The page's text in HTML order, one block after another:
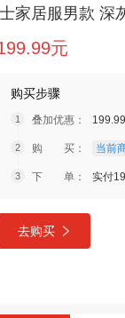
家居服男款 深
元
购买步骤
叠加优惠：
购 买： 当前
下 单： 实付
去购买